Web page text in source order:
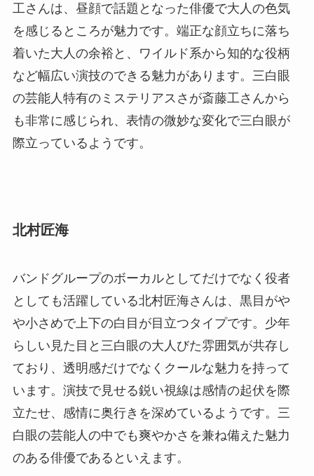
工さんは、昼顔で話題となった俳優で大人の色気
を感じるところが魅力です。端正な顔立ちに落ち
着いた大人の余裕と、ワイルド系から知的な役柄
など幅広い演技のできる魅力があります。三白眼
の芸能人特有のミステリアスさが斎藤工さんから
も非常に感じられ、表情の微妙な変化で三白眼が
際立っているようです。
北村匠海
バンドグループのボーカルとしてだけでなく役者
としても活躍している北村匠海さんは、黒目がや
や小さめで上下の白目が目立つタイプです。少年
らしい見た目と三白眼の大人びた雰囲気が共存し
ており、透明感だけでなくクールな魅力を持って
います。演技で見せる鋭い視線は感情の起伏を際
立たせ、感情に奥行きを深めているようです。三
白眼の芸能人の中でも爽やかさを兼ね備えた魅力
のある俳優であるといえます。